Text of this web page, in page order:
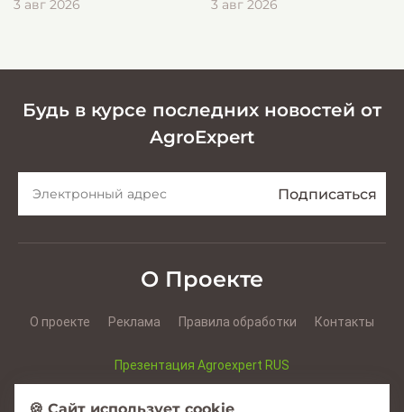
3 авг 2026
3 авг 2026
Будь в курсе последних новостей от
AgroExpert
О Проекте
О проекте Реклама Правила обработки Контакты
Презентация Agroexpert RUS